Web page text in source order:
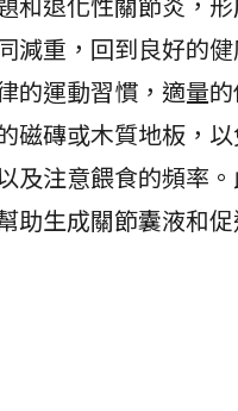
減重，回到良好的
的運動習慣，適量
磁磚或木質地板，
及注意餵食的頻率
助生成關節囊液和